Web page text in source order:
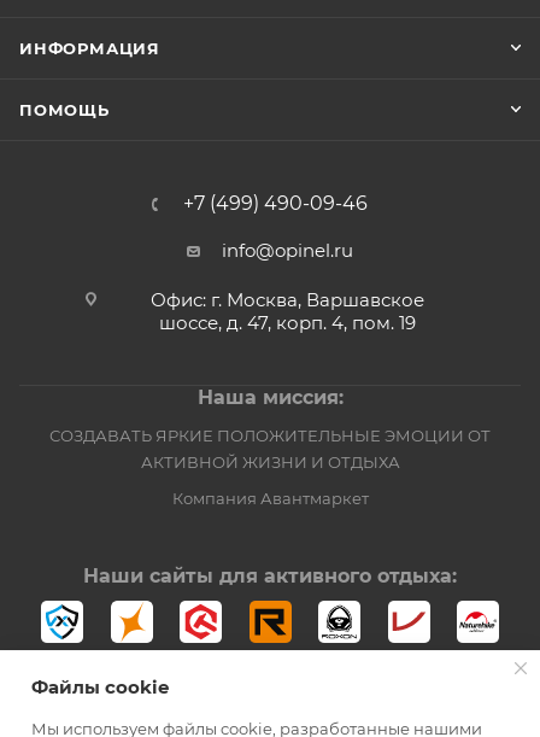
ИНФОРМАЦИЯ
ПОМОЩЬ
+7 (499) 490-09-46
info@opinel.ru
Офис: г. Москва, Варшавское
шоссе, д. 47, корп. 4, пом. 19
Наша миссия:
СОЗДАВАТЬ ЯРКИЕ ПОЛОЖИТЕЛЬНЫЕ ЭМОЦИИ ОТ
АКТИВНОЙ ЖИЗНИ И ОТДЫХА
Компания Авантмаркет
Наши сайты для активного отдыха:
Файлы cookie
Мы используем файлы cookie, разработанные нашими